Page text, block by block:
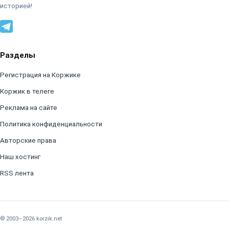
историей!
Разделы
Регистрация на Коржике
Коржик в телеге
Реклама на сайте
Политика конфиденциальности
Авторские права
Наш хостинг
RSS лента
© 2003–2026 korzik.net